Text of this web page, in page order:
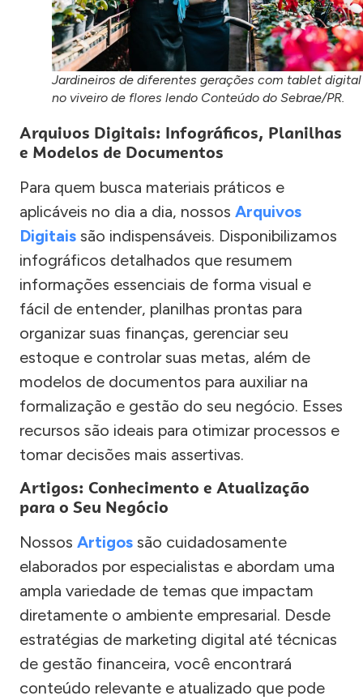
Jardineiros de diferentes gerações com tablet digital
no viveiro de flores lendo Conteúdo do Sebrae/PR.
Arquivos Digitais: Infográficos, Planilhas
e Modelos de Documentos
Para quem busca materiais práticos e
aplicáveis no dia a dia, nossos Arquivos
Digitais são indispensáveis. Disponibilizamos
infográficos detalhados que resumem
informações essenciais de forma visual e
fácil de entender, planilhas prontas para
organizar suas finanças, gerenciar seu
estoque e controlar suas metas, além de
modelos de documentos para auxiliar na
formalização e gestão do seu negócio. Esses
recursos são ideais para otimizar processos e
tomar decisões mais assertivas.
Artigos: Conhecimento e Atualização
para o Seu Negócio
Nossos Artigos são cuidadosamente
elaborados por especialistas e abordam uma
ampla variedade de temas que impactam
diretamente o ambiente empresarial. Desde
estratégias de marketing digital até técnicas
de gestão financeira, você encontrará
conteúdo relevante e atualizado que pode